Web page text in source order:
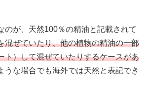
のが、天然100％の精油と記載されて
混ぜていたり、他の植物の精油の一部
ト）して混ぜていたりするケースがあ
うな場合でも海外では天然と表記でき